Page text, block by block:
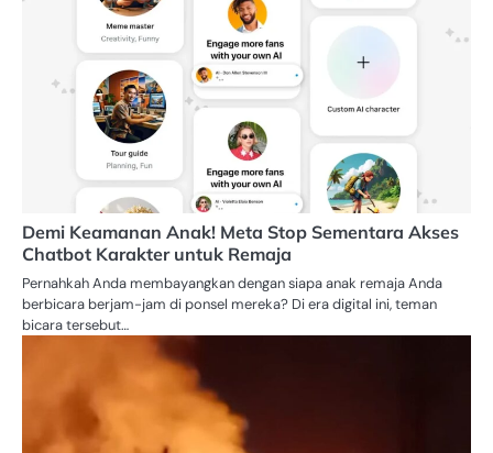
Demi Keamanan Anak! Meta Stop Sementara Akses
Chatbot Karakter untuk Remaja
Pernahkah Anda membayangkan dengan siapa anak remaja Anda
berbicara berjam-jam di ponsel mereka? Di era digital ini, teman
bicara tersebut…